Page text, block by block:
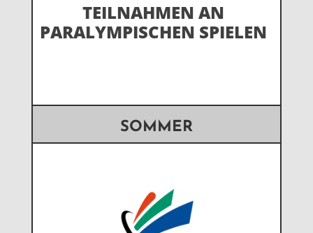
TEILNAHMEN AN
PARALYMPISCHEN SPIELEN
SOMMER